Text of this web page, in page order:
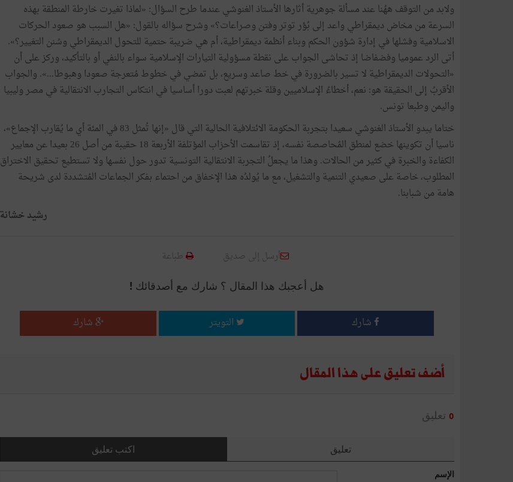
ولابد من التوقف ههُنا عند مسألة جوهرية أثارها الأستاذ الغنوشي عندما طرح السؤال:
«لماذا تغيرت خارطة المنطقة بهذه
السرعة من مخاضديمقراطي واعد إلى بُؤر توتروفتن وصراعات؟» وشرح سؤاله بالقول:
«هل السبب هو صعود الحركات
الاسلامية وفشلها في إدارة شؤون الحكم وبناءأنظمة ديمقراطية،أم هي ضريبة حتمية للتحول الديمقراطي وسُنن التغيير؟»
.
أتى الرد عموميا وفضفاضا إذ تحاشى الجواب على نقطة مسؤولية التيارات الإسلامية سواء بالنفيأو بالتأكيد، وركزعلىأن
«التحولات الديمقراطية لا تسيربالضرورة في خط صاعد وسريع، بل تمضي في خطوط مُتعرجة صعودا وهبوطا...
»
. والجواب
الأقربُ إلى الحقيقة هو: نعم،أخطاءُ الإسلاميين وقلة خبرتهم لعبتدوراأساسيا في انتكاس التجارب الانتقالية في مصروليبيا
واليمن وطبعا تونس.
ختاما يبدو الأستاذ الغنوشي سعيدا بتجربة الحكومة الائتلافية الحالية التي قال «إنها تُمثل 83 في المئة أي ما يُقارب الإجماع»،
ناسياأن تكوينها خضع لمنطق المُحاصصة نفسه، إذ تقاسمت الأحزاب المؤتلفة الأربعة 18 حقيبة منأصل 26 بعيدا عن معايير
الكفاءة والخبرة فيكثيرمن الحالات. وهذا ما يجعلُ التجربة الانتقالية التونسية تدورحول نفسها ولا تستطيع تحقيق الاختراق
المطلوب، خاصة على صعيدي التنمية والتشغيل، مع ما يُولدُه هذا الإخفاق من احتماء بفكرالجماعات المُتشددة لدى شريحة
هامة من شبابنا.
رشيد‭ ‬خشانة
أرسل إلى صديق طباعة
هل أعجبك هذا المقال ؟ شارك مع أصدقائك !
شارك التويتر شارك
أضف تعليق على هذا المقال
0 تعليق
اكتب تعليق تعليق
الإسم